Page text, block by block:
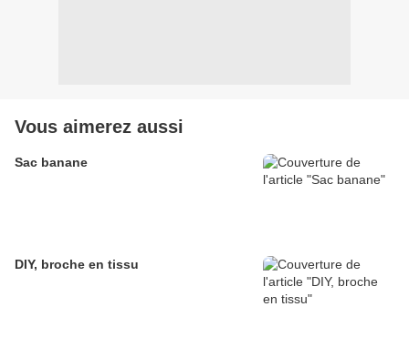
Vous aimerez aussi
Sac banane
DIY, broche en tissu